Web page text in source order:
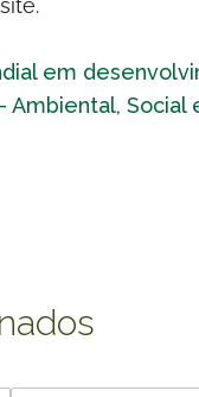
em
Ambiental, Social